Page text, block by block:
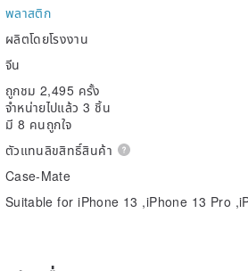
พลาสติก
ผลิตโดยโรงงาน
จีน
ถูกชม 2,495 ครั้ง
จำหน่ายไปแล้ว 3 ชิ้น
มี 8 คนถูกใจ
ตัวแทนลิขสิทธิ์สินค้า
Case-Mate
Suitable for iPhone 13 ,iPhone 13 Pro